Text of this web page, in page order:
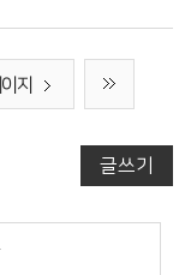
지
글쓰기